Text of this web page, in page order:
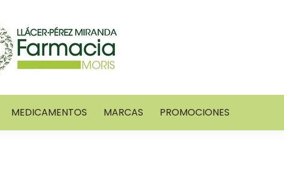
MEDICAMENTOS MARCAS PROMOCIONES